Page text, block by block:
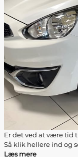
Er det ved at være tid
Så klik hellere ind og
Læs mere